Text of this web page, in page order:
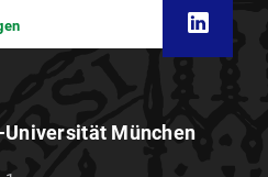
München